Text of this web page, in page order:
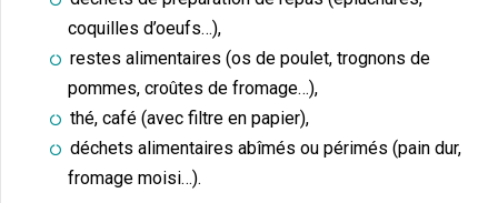
coquilles d’oeufs…),
restes alimentaires (os de poulet, trognons de
pommes, croûtes de fromage…),
thé, café (avec filtre en papier),
déchets alimentaires abîmés ou périmés (pain dur,
fromage moisi…).